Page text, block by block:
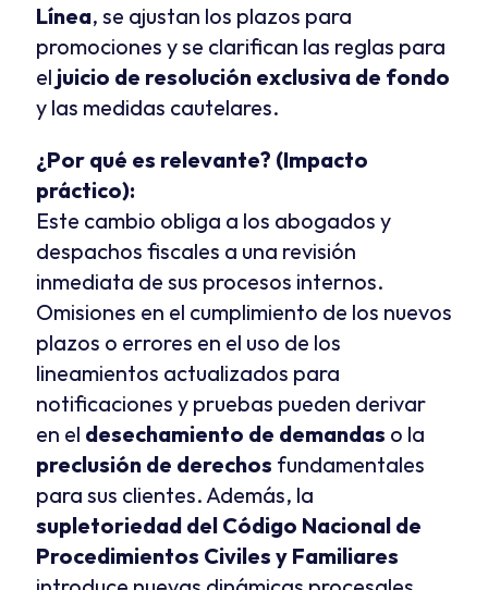
Línea, se ajustan los plazos para
promociones y se clarifican las reglas para
el juicio de resolución exclusiva de fondo
y las medidas cautelares.
¿Por qué es relevante? (Impacto
práctico):
Este cambio obliga a los abogados y
despachos fiscales a una revisión
inmediata de sus procesos internos.
Omisiones en el cumplimiento de los nuevos
plazos o errores en el uso de los
lineamientos actualizados para
notificaciones y pruebas pueden derivar
en el desechamiento de demandas
preclusión de derechos fundamentales
supletoriedad del Código Nacional de
Procedimientos Civiles y Familiares